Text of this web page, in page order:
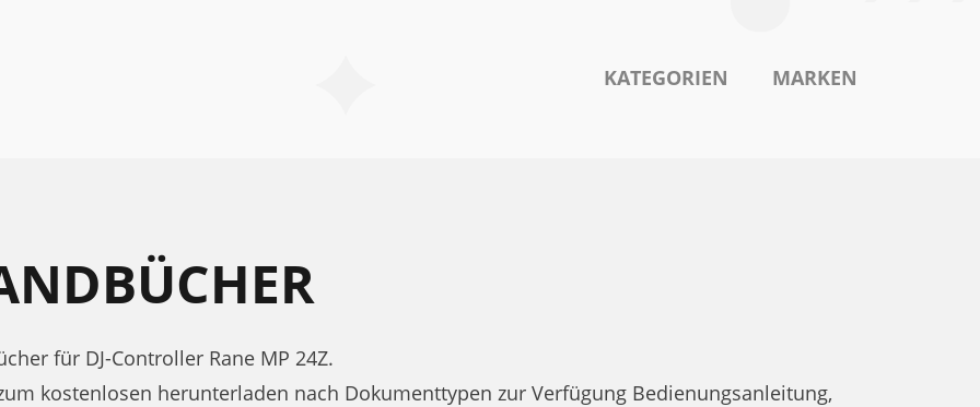
KATEGORIEN MARKEN
für DJ-Controller Rane MP 24Z.
kostenlosen herunterladen nach Dokumenttypen zur Verfügung Bedienungsanleitung,